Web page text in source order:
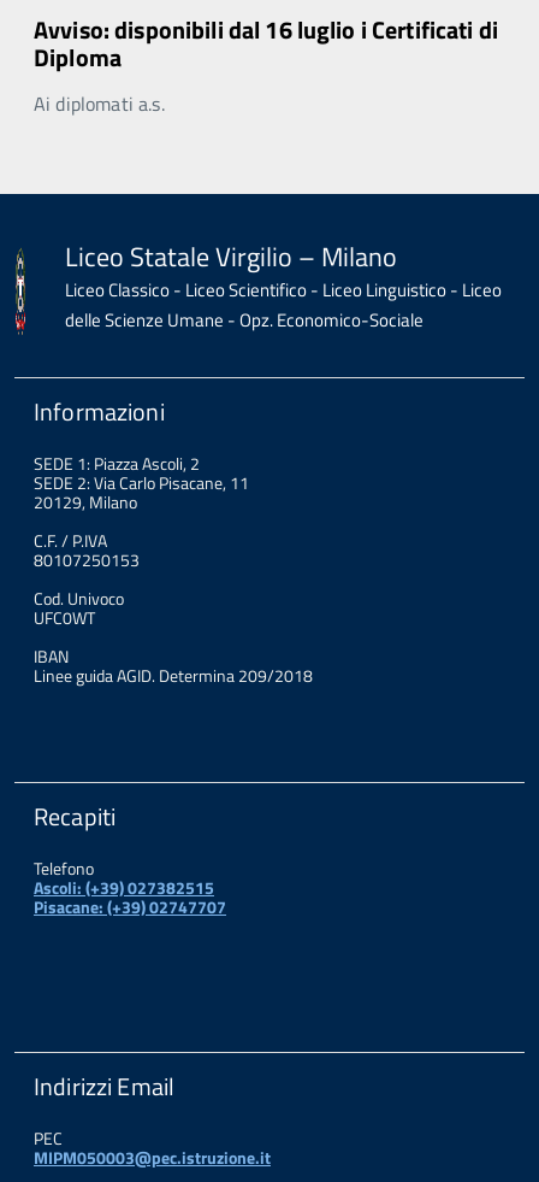
Avviso: disponibili dal 16 luglio i Certificati di
Diploma
Ai diplomati a.s.
Liceo Statale Virgilio – Milano
Liceo Classico - Liceo Scientifico - Liceo Linguistico - Liceo
delle Scienze Umane - Opz. Economico-Sociale
Informazioni
SEDE 1: Piazza Ascoli, 2
SEDE 2: Via Carlo Pisacane, 11
20129, Milano
C.F. / P.IVA
80107250153
Cod. Univoco
UFC0WT
IBAN
Linee guida AGID. Determina 209/2018
Recapiti
Telefono
Ascoli: (+39) 027382515
Pisacane: (+39) 02747707
Indirizzi Email
PEC
MIPM050003@pec.istruzione.it